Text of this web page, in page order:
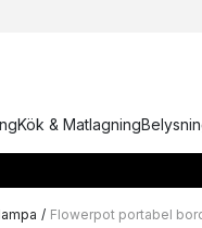
Kök & Matlagning
/ Flowerpot portabel